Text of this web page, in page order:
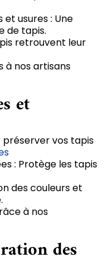
et usures : Une
de tapis.
retrouvent leur
à nos artisans
et
vos tapis
: Protège les tapis
des couleurs et
à nos
des